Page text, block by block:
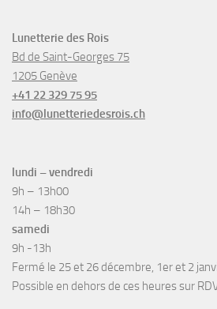
Lunetterie des Rois
Bd de Saint-Georges 75
1205 Genève
+41 22 329 75 95
info@lunetteriedesrois.ch
lundi – vendredi
9h – 13h00
14h – 18h30
samedi
9h -13h
Fermé le 25 et 26 décembre, 1er et 2
Possible en dehors de ces heures sur